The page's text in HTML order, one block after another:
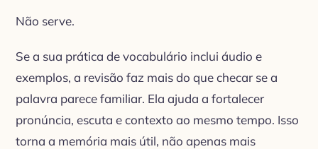
Não serve.
Se a sua prática de vocabulário inclui áudio e
exemplos, a revisão faz mais do que checar se a
palavra parece familiar. Ela ajuda a fortalecer
pronúncia, escuta e contexto ao mesmo tempo. Isso
torna a memória mais útil, não apenas mais